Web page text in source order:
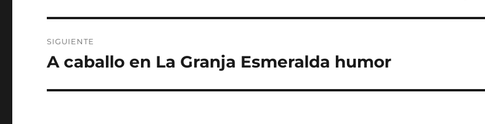
SIGUIENTE
Entrada
A caballo en La Granja Esmeralda humor